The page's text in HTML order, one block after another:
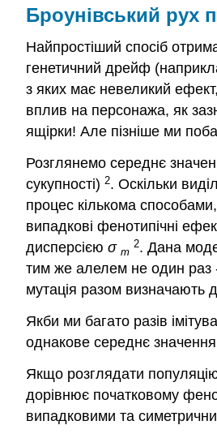
Броунівський рух
Найпростіший спосіб
генетичний дрейф
з яких має невеликий
вплив на персонажа, як
ящірки! Але пізніше ми
Розглянемо середнє
сукупності) 2. Оскільки
процес кількома
випадкові фенотипічні
дисперсією σ m
2. Дана
тим же алелем не один раз -
мутація разом визначають
Якби ми багато разів
однакове середнє
Якщо розглядати
дорівнює початковому
випадковими та